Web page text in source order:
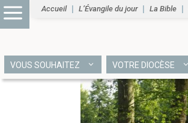
Accueil L’Évangile du jour La Bible
VOUS SOUHAITEZ VOTRE DIOCÈSE